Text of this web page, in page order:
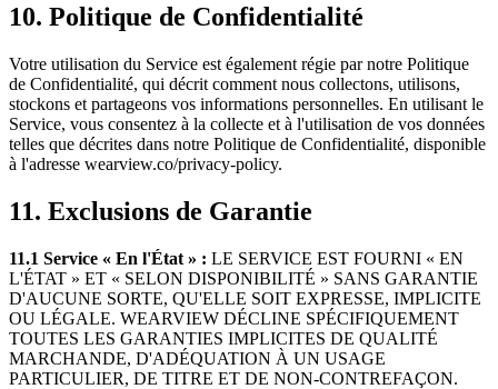
10. Politique de Confidentialité
Votre utilisation du Service est également régie par notre Politique
de Confidentialité, qui décrit comment nous collectons, utilisons,
stockons et partageons vos informations personnelles. En utilisant le
Service, vous consentez à la collecte et à l'utilisation de vos données
telles que décrites dans notre Politique de Confidentialité, disponible
à l'adresse wearview.co/privacy-policy.
11. Exclusions de Garantie
11.1 Service « En l'État » : LE SERVICE EST FOURNI « EN
L'ÉTAT » ET « SELON DISPONIBILITÉ » SANS GARANTIE
D'AUCUNE SORTE, QU'ELLE SOIT EXPRESSE, IMPLICITE
OU LÉGALE. WEARVIEW DÉCLINE SPÉCIFIQUEMENT
TOUTES LES GARANTIES IMPLICITES DE QUALITÉ
MARCHANDE, D'ADÉQUATION À UN USAGE
PARTICULIER, DE TITRE ET DE NON-CONTREFAÇON.